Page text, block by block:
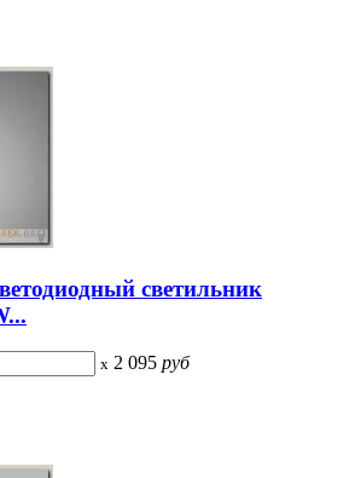
светильник
x 2 095 руб